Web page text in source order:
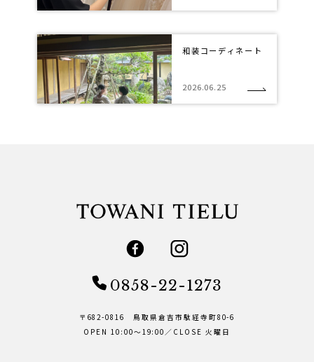
和装コーディネート
2026.06.25
0858-22-1273
〒682-0816 鳥取県倉吉市駄経寺町80-6
OPEN 10:00～19:00／CLOSE 火曜日